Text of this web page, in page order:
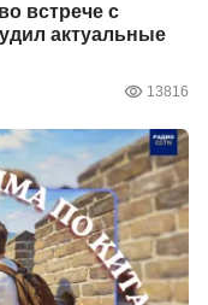
встрече с
актуальные
13816